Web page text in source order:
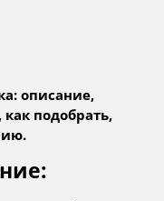
описание,
подобрать,